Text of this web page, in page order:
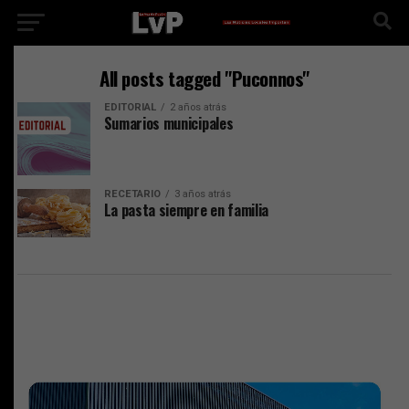
All posts tagged "Puconnos"
EDITORIAL 2 años atrás
Sumarios municipales
RECETARIO 3 años atrás
La pasta siempre en familia